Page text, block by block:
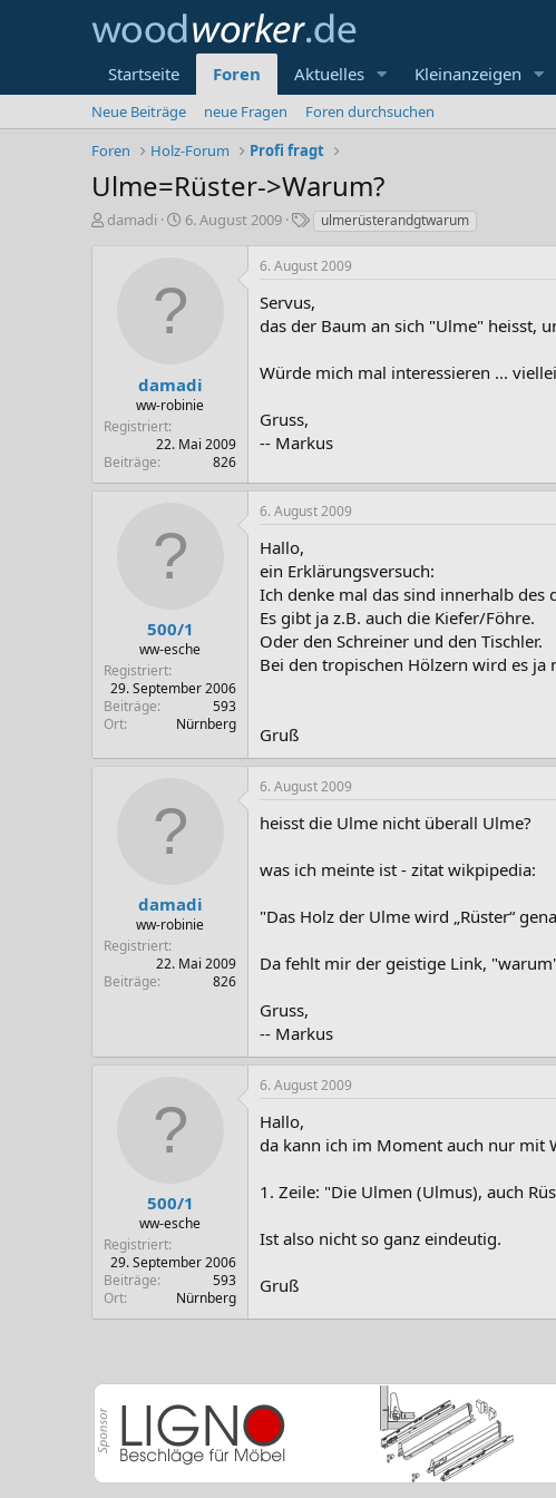
Startseite Foren Aktuelles Kleinanzeigen
Neue Beiträge neue Fragen
Foren durchsuchen
Foren
Holz-Forum Profi fragt
Ulme=Rüster->Warum?
E
damadi
E
e
a
m
6. August 2009
S
h
g
w
r
ulmerüsterandgtwarum
damadi
ww-robinie
Registriert
22. Mai 2009
Beiträge
826
6. August 2009
Servus,
das der Baum an sich "Ulme" heisst,
Würde mich mal interessieren ...
Gruss,
-- Markus
500/1
ww-esche
Registriert
29. September 2006
Beiträge
593
Ort
Nürnberg
6. August 2009
Hallo,
ein Erklärungsversuch:
Ich denke mal das sind innerhalb des
Es gibt ja z.B. auch die Kiefer/Föhre.
Oder den Schreiner und den Tischler.
Bei den tropischen Hölzern wird es ja
Gruß
damadi
ww-robinie
Registriert
22. Mai 2009
Beiträge
826
6. August 2009
heisst die Ulme nicht überall Ulme?
was ich meinte ist - zitat wikpipedia:
"Das Holz der Ulme wird „Rüster“
Da fehlt mir der geistige Link,
Gruss,
-- Markus
500/1
ww-esche
Registriert
29. September 2006
Beiträge
593
Ort
Nürnberg
6. August 2009
Hallo,
da kann ich im Moment auch nur mit
1. Zeile: "Die Ulmen (Ulmus), auch
Ist also nicht so ganz eindeutig.
Gruß